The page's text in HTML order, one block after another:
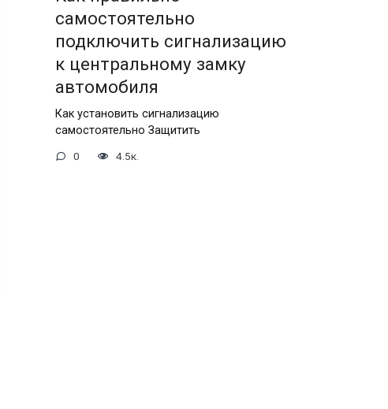
самостоятельно
подключить сигнализацию
к центральному замку
автомобиля
Как установить сигнализацию
самостоятельно Защитить
0 4.5к.